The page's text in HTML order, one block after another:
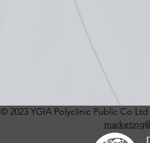
© 2023 YGIA Polyclinic Public Co